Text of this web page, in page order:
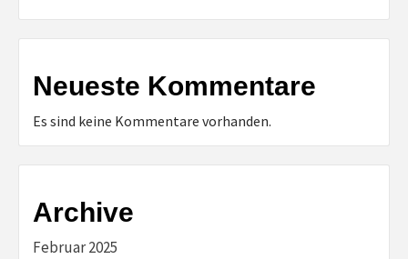
Neueste Kommentare
Es sind keine Kommentare vorhanden.
Archive
Februar 2025